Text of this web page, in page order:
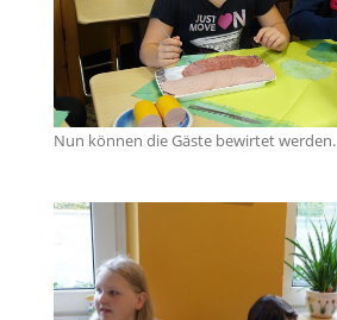
Nun können die Gäste bewirtet werden.